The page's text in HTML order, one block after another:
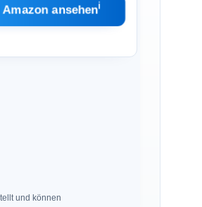
Amazon ansehenℹ︎
und können